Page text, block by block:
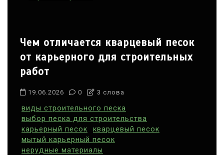
Чем отличается кварцевый песок
от карьерного для строительных
работ
19.06.2026 0 3 слова
виды строительного песка
выбор песка для строительства
карьерный песок
кварцевый песок
мытый карьерный песок
нерудные материалы